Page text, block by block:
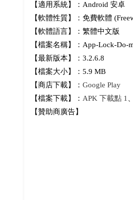
【適用系統】：Android 安卓
【軟體性質】：免費軟體
【軟體語言】：繁體中文版
【檔案名稱】：App-Lock-Do-
【最新版本】：3.2.6.8
【檔案大小】：5.9 MB
【商店下載】： Google Play
【檔案下載】： APK 下載點 1、
【贊助商廣告】